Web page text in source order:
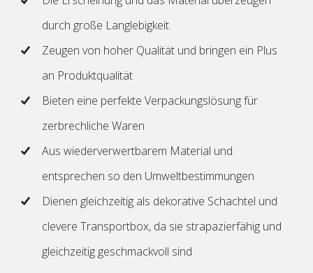
durch große Langlebigkeit
Zeugen von hoher Qualität und bringen ein Plus
an Produktqualität
Bieten eine perfekte Verpackungslösung für
zerbrechliche Waren
Aus wiederverwertbarem Material und
entsprechen so den Umweltbestimmungen
Dienen gleichzeitig als dekorative Schachtel und
clevere Transportbox, da sie strapazierfähig und
gleichzeitig geschmackvoll sind